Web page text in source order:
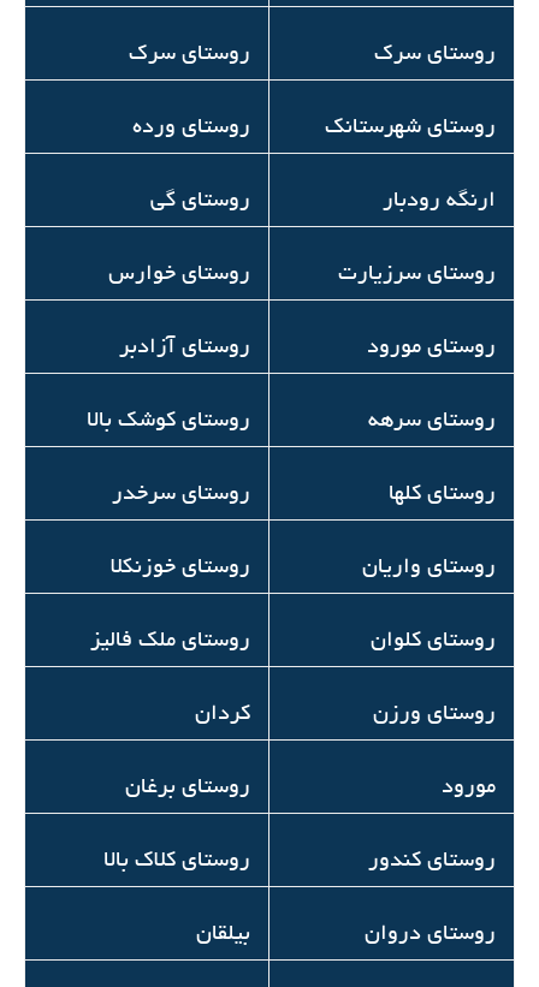
روستای سرک روستای سرک
روستای شهرستانک روستای ورده
ارنگه رودبار روستای گی
روستای سرزیارت روستای خوارس
روستاي مورود روستای آزادبر
روستاي سرهه روستای کوشک بالا
روستای کلها روستای سرخدر
روستای واریان روستای خوزنکلا
روستای کلوان روستای ملک فالیز
روستای ورزن كردان
مورود روستای برغان
روستای کندور روستای کلاک بالا
روستای دروان بیلقان